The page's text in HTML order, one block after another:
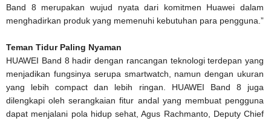
Band 8 merupakan wujud nyata dari komitmen Huawei dalam
menghadirkan produk yang memenuhi kebutuhan para pengguna.”
Teman Tidur Paling Nyaman
HUAWEI Band 8 hadir dengan rancangan teknologi terdepan yang
menjadikan fungsinya serupa smartwatch, namun dengan ukuran
yang lebih compact dan lebih ringan. HUAWEI Band 8 juga
dilengkapi oleh serangkaian fitur andal yang membuat pengguna
dapat menjalani pola hidup sehat, Agus Rachmanto, Deputy Chief